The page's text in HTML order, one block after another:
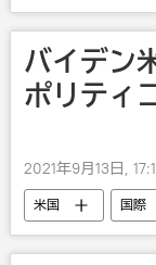
バイデン
ポリティ
2021年9月13日,
米国 国際